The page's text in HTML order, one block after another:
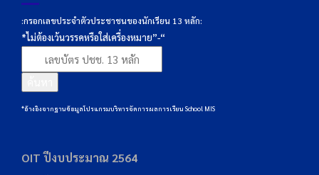
:กรอกเลขประจำตัวประชาชนของนักเรียน 13 หลัก:
*ไม่ต้องเว้นวรรคหรือใส่เครื่องหมาย”-“
*อ้างอิงจากฐานข้อมูลโปรแกรมบริหารจัดการผลการเรียน School MIS
OIT ปีงบประมาณ 2564